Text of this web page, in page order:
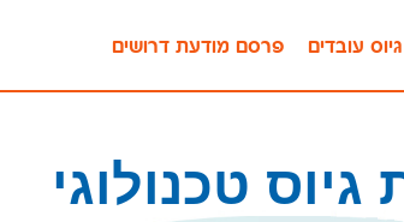
פרסם מודעת דרושים גיוס עובדים
טכנולוגי